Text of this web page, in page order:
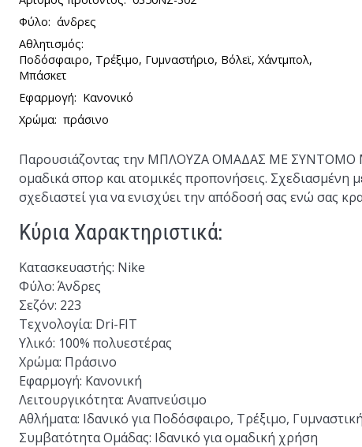
Φύλο: άνδρες
Αθλητισμός:
Ποδόσφαιρο, Τρέξιμο, Γυμναστήριο, Βόλεϊ, Χάντμπολ,
Μπάσκετ
Εφαρμογή: Κανονικό
Χρώμα: πράσινο
Παρουσιάζοντας την ΜΠΛΟΥΖΑ ΟΜΑΔΑΣ ΜΕ ΣΥΝΤΟΜΟ
ομαδικά σπορ και ατομικές προπονήσεις. Σχεδιασμένη
σχεδιαστεί για να ενισχύει την απόδοσή σας ενώ σας
Κύρια Χαρακτηριστικά:
Κατασκευαστής: Nike
Φύλο: Άνδρες
Σεζόν: 223
Τεχνολογία: Dri-FIT
Υλικό: 100% πολυεστέρας
Χρώμα: Πράσινο
Εφαρμογή: Κανονική
Λειτουργικότητα: Αναπνεύσιμο
Αθλήματα: Ιδανικό για Ποδόσφαιρο, Τρέξιμο,
Συμβατότητα Ομάδας: Ιδανικό για ομαδική χρήση